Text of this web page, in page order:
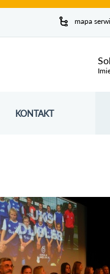
mapa
KONTAKT
galerię zdjęć Opolska Gala